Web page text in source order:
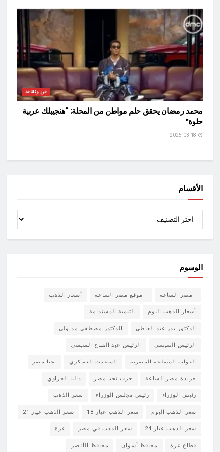
فن وثقافة
محمد رمضان يحقق حلم مواطن من المحلة: “هنجيبلك عربية
حلوة”
الأقسام
الوسوم
مصر الساعة موقع مصر الساعة أسعار الذهب
أسعار الذهب اليوم التنمية المستدامة
الدكتور بدر عبد العاطي الدكتور مصطفى مدبولي
الرئيس السيسي الرئيس عبد الفتاح السيسي
القوات المسلحة المصرية المتحدث العسكري تحيا مصر
جريدة مصر الساعة حزب تحيا مصر داليا الحزاوي
رئيس الوزراء رئيس مجلس الوزراء سعر الذهب
سعر الذهب اليوم سعر الذهب عيار 18 سعر الذهب عيار 21
سعر الذهب عيار 24 سعر الذهب في مصر غزة
قطاع غزة محافظ أسوان محافظ الأقصر